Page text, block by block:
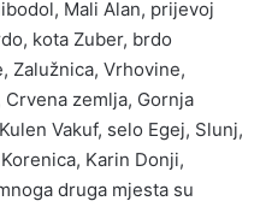
Mali Alan, prijevoj
kota Zuber, brdo
Zalužnica, Vrhovine,
zemlja, Gornja
Vakuf, selo Egej, Slunj,
Karin Donji,
druga mjesta su